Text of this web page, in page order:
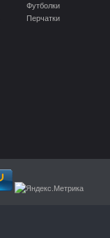
Футболки
Перчатки